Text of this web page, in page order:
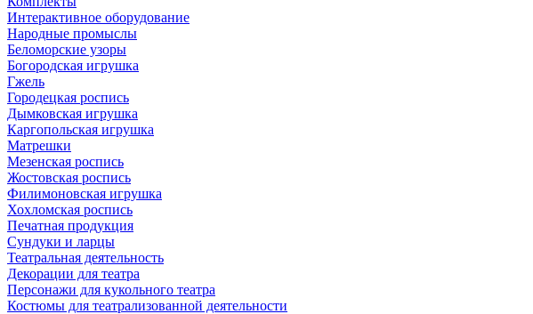
Интерактивное оборудование
Народные промыслы
Беломорские узоры
Богородская игрушка
Гжель
Городецкая роспись
Дымковская игрушка
Каргопольская игрушка
Матрешки
Мезенская роспись
Жостовская роспись
Филимоновская игрушка
Хохломская роспись
Печатная продукция
Сундуки и ларцы
Театральная деятельность
Декорации для театра
Персонажи для кукольного театра
Костюмы для театрализованной деятельности